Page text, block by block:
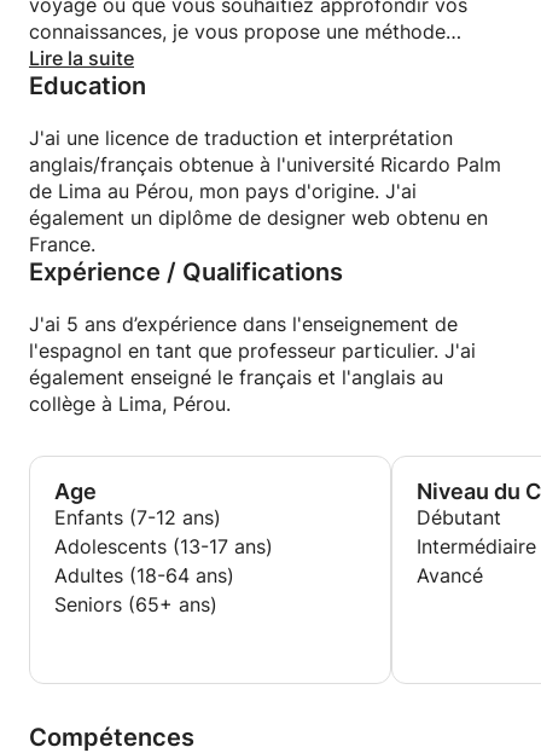
voyage ou que vous souhaitiez approfondir vos
connaissances, je vous propose une méthode
apprentissage dynamique. J'aide également les
élèves et étudiants dans l'apprentissage de leurs
Lire la suite
Education
J'ai une licence de traduction et interprétation
anglais/français obtenue à l'université Ricardo Palm
de Lima au Pérou, mon pays d'origine. J'ai
également un diplôme de designer web obtenu en
France.
Expérience / Qualifications
J'ai 5 ans d’expérience dans l'enseignement de
l'espagnol en tant que professeur particulier. J'ai
également enseigné le français et l'anglais au
collège à Lima, Pérou.
Age
Enfants (7-12 ans)
Adolescents (13-17 ans)
Adultes (18-64 ans)
Seniors (65+ ans)
Niveau du
Débutant
Intermédiaire
Avancé
Compétences